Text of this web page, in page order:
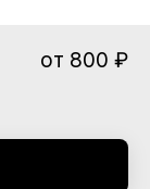
от 800 ₽